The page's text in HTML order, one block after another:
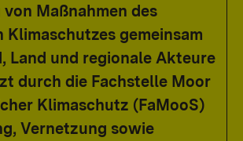
Maßnahmen des
Klimaschutzes gemeinsam
Land und regionale Akteure
durch die Fachstelle Moor
Klimaschutz (FaMooS)
Vernetzung sowie